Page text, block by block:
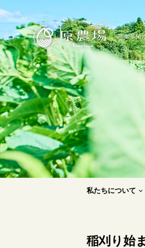
原農場
熊本県菊
私たちについて
稲刈り始